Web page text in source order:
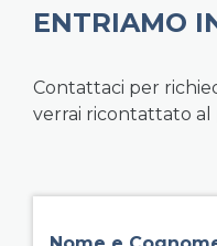
ENTRIAMO
Contattaci per
verrai ricontattato al
field group